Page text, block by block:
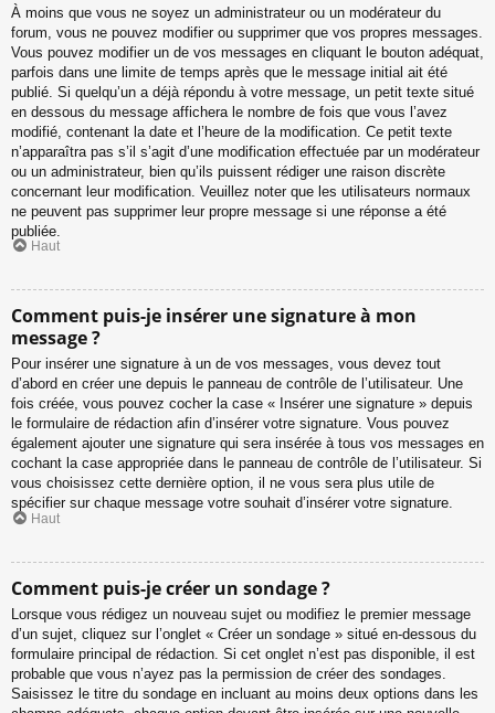
À moins que vous ne soyez un administrateur ou un modérateur du
forum, vous ne pouvez modifier ou supprimer que vos propres messages.
Vous pouvez modifier un de vos messages en cliquant le bouton adéquat,
parfois dans une limite de temps après que le message initial ait été
publié. Si quelqu’un a déjà répondu à votre message, un petit texte situé
en dessous du message affichera le nombre de fois que vous l’avez
modifié, contenant la date et l’heure de la modification. Ce petit texte
n’apparaîtra pas s’il s’agit d’une modification effectuée par un modérateur
ou un administrateur, bien qu’ils puissent rédiger une raison discrète
concernant leur modification. Veuillez noter que les utilisateurs normaux
ne peuvent pas supprimer leur propre message si une réponse a été
publiée.
Haut
Comment puis-je insérer une signature à mon
message ?
Pour insérer une signature à un de vos messages, vous devez tout
d’abord en créer une depuis le panneau de contrôle de l’utilisateur. Une
fois créée, vous pouvez cocher la case « Insérer une signature » depuis
le formulaire de rédaction afin d’insérer votre signature. Vous pouvez
également ajouter une signature qui sera insérée à tous vos messages en
cochant la case appropriée dans le panneau de contrôle de l’utilisateur. Si
vous choisissez cette dernière option, il ne vous sera plus utile de
spécifier sur chaque message votre souhait d’insérer votre signature.
Haut
Comment puis-je créer un sondage ?
Lorsque vous rédigez un nouveau sujet ou modifiez le premier message
d’un sujet, cliquez sur l’onglet « Créer un sondage » situé en-dessous du
formulaire principal de rédaction. Si cet onglet n’est pas disponible, il est
probable que vous n’ayez pas la permission de créer des sondages.
Saisissez le titre du sondage en incluant au moins deux options dans les